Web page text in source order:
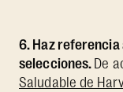
6. Haz referencia
selecciones. De
Saludable de